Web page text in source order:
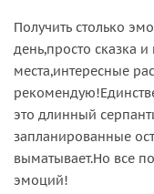
Получить столько
день,просто сказка
места,интересные
это длинный
запланированные
выматывает.Но все
эмоций!